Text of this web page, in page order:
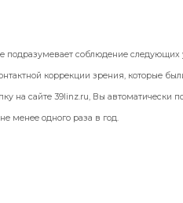
+2.00
подразумевает соблюдение следующих
коррекции зрения, которые
на сайте 39linz.ru, Вы автоматически
менее одного раза в год.